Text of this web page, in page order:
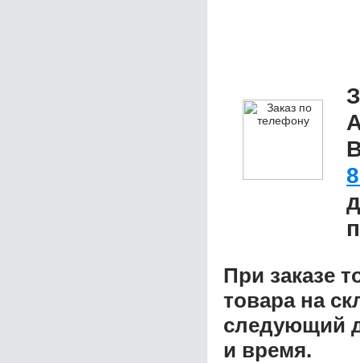
При заказе
товара на
следующий
и время.